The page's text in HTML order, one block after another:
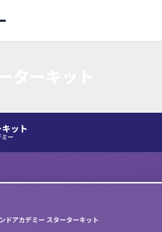
ット
ミー
ドアカデミー スターターキット